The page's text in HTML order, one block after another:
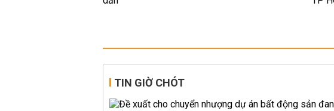
TIN GIỜ CHÓT